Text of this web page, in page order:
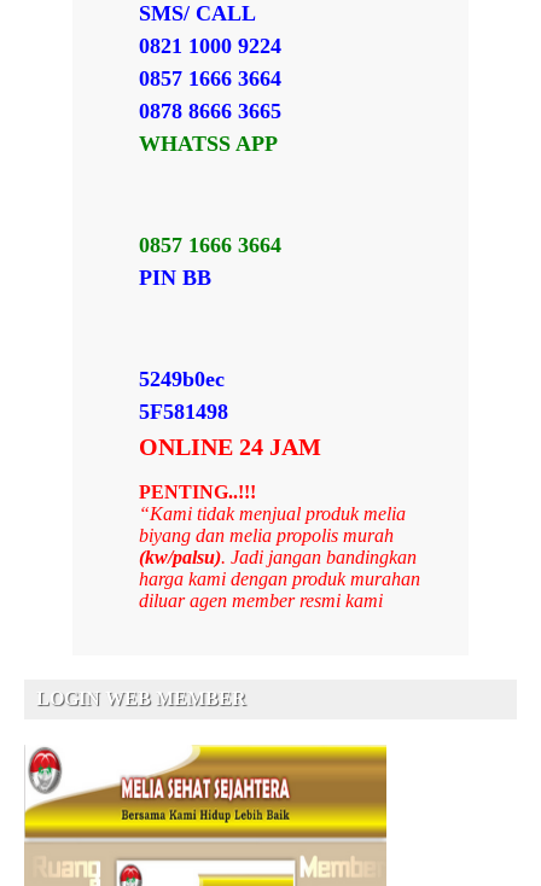
SMS/ CALL
0821 1000 9224
0857 1666 3664
0878 8666 3665
WHATSS APP
0857 1666 3664
PIN BB
5249b0ec
5F581498
ONLINE 24 JAM
PENTING..!!!
“Kami tidak menjual produk melia
biyang dan melia propolis murah
(kw/palsu). Jadi jangan bandingkan
harga kami dengan produk murahan
diluar agen member resmi kami
LOGIN WEB MEMBER